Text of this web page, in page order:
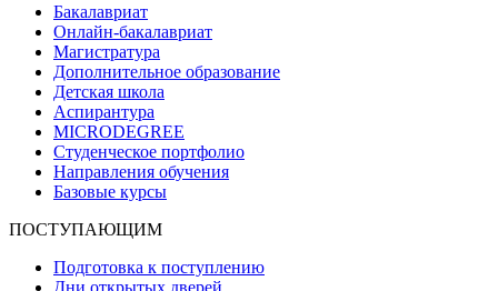
Бакалавриат
Онлайн-бакалавриат
Магистратура
Дополнительное образование
Детская школа
Аспирантура
MICRODEGREE
Студенческое портфолио
Направления обучения
Базовые курсы
ПОСТУПАЮЩИМ
Подготовка к поступлению
Дни открытых дверей